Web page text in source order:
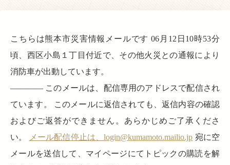
こちらは熊本市災害情報メールです 06月12日10時53分
頃、西区小島１丁目付近で、その他火災との通報により
消防車が出動しています。
———— このメールは、配信専用のアドレスで配信され
ています。 このメールに返信されても、返信内容の確認
およびご返答ができません。あらかじめご了承くださ
い。
メール配信停止は、login@kumamoto.mailio.jp 宛に空
メールを送信して、マイページにてトピックの購読を解